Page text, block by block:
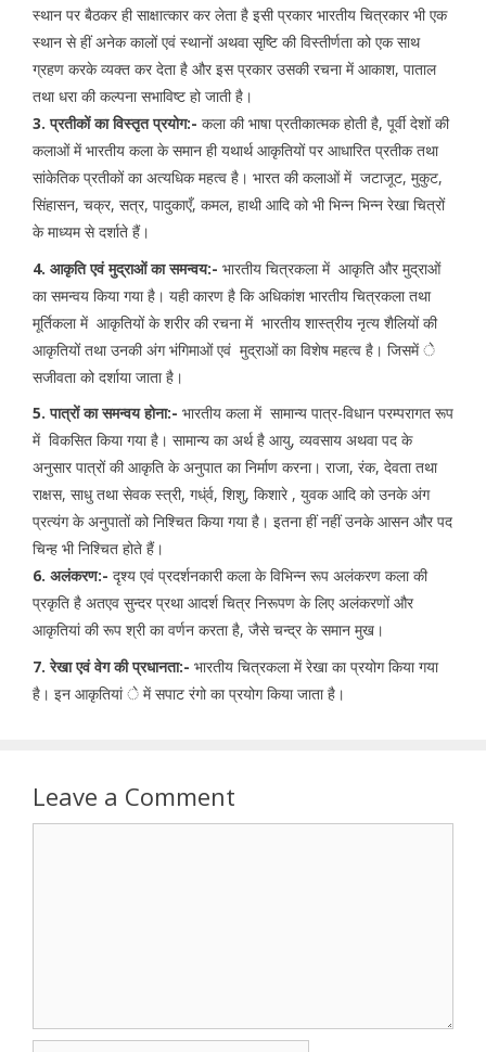
स्थान पर बैठकर ही साक्षात्कार कर लेता है इसी प्रकार भारतीय चित्रकार भी एक
स्थान से हीं अनेक कालों एवं स्थानों अथवा सृष्टि की विस्तीर्णता को एक साथ
ग्रहण करके व्यक्त कर देता है और इस प्रकार उसकी रचना में आकाश, पाताल
तथा धरा की कल्पना सभाविष्ट हो जाती है।
3. प्रतीकों का विस्तृत प्रयोग:- कला की भाषा प्रतीकात्मक होती है, पूर्वी देशों की
कलाओं में भारतीय कला के समान ही यथार्थ आकृतियों पर आधारित प्रतीक तथा
सांकेतिक प्रतीकों का अत्यधिक महत्व है। भारत की कलाओं में जटाजूट, मुकुट,
सिंहासन, चक्र, सत्र, पादुकाएँ, कमल, हाथी आदि को भी भिन्न भिन्न रेखा चित्रों
के माध्यम से दर्शाते हैं।
4. आकृति एवं मुद्राओं का समन्वय:- भारतीय चित्रकला में आकृति और मुद्राओं
का समन्वय किया गया है। यही कारण है कि अधिकांश भारतीय चित्रकला तथा
मूर्तिकला में आकृतियों के शरीर की रचना में भारतीय शास्त्रीय नृत्य शैलियों की
आकृतियों तथा उनकी अंग भंगिमाओं एवं मुद्राओं का विशेष महत्व है। जिसमें े
सजीवता को दर्शाया जाता है।
5. पात्रों का समन्वय होना:- भारतीय कला में सामान्य पात्र-विधान परम्परागत रूप
में विकसित किया गया है। सामान्य का अर्थ है आयु, व्यवसाय अथवा पद के
अनुसार पात्रों की आकृति के अनुपात का निर्माण करना। राजा, रंक, देवता तथा
राक्षस, साधु तथा सेवक स्त्री, गध्ंर्व, शिशु, किशारे , युवक आदि को उनके अंग
प्रत्यंग के अनुपातों को निश्चित किया गया है। इतना हीं नहीं उनके आसन और पद
चिन्ह भी निश्चित होते हैं।
6. अलंकरण:- दृश्य एवं प्रदर्शनकारी कला के विभिन्न रूप अलंकरण कला की
प्रकृति है अतएव सुन्दर प्रथा आदर्श चित्र निरूपण के लिए अलंकरणों और
आकृतियां की रूप श्री का वर्णन करता है, जैसे चन्द्र के समान मुख।
7. रेखा एवं वेग की प्रधानता:- भारतीय चित्रकला में रेखा का प्रयोग किया गया
है। इन आकृतियां े में सपाट रंगो का प्रयोग किया जाता है।
Leave a Comment